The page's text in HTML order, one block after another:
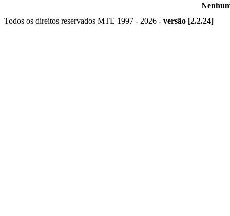
Todos os direitos reservados MTE 1997 - 2026 - versão [2.2.24]